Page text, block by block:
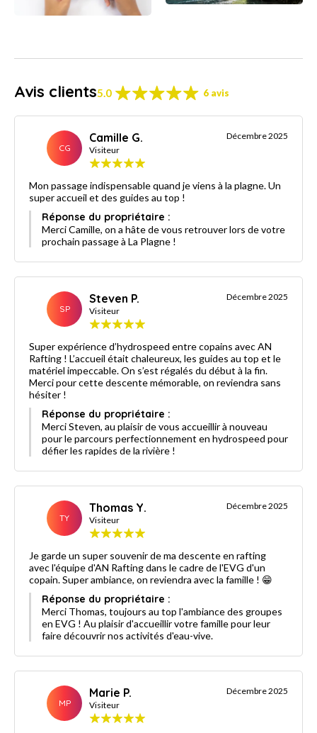
Avis clients5.0 6 avis
CG
Camille G.
Visiteur
Décembre 2025
Mon passage indispensable quand je viens à la plagne. Un
super accueil et des guides au top !
Réponse du propriétaire :
Merci Camille, on a hâte de vous retrouver lors de votre
prochain passage à La Plagne !
SP
Steven P.
Visiteur
Décembre 2025
Super expérience d’hydrospeed entre copains avec AN
Rafting ! L’accueil était chaleureux, les guides au top et le
matériel impeccable. On s’est régalés du début à la fin.
Merci pour cette descente mémorable, on reviendra sans
hésiter !
Réponse du propriétaire :
Merci Steven, au plaisir de vous accueillir à nouveau
pour le parcours perfectionnement en hydrospeed pour
défier les rapides de la rivière !
TY
Thomas Y.
Visiteur
Décembre 2025
Je garde un super souvenir de ma descente en rafting
avec l'équipe d'AN Rafting dans le cadre de l'EVG d'un
copain. Super ambiance, on reviendra avec la famille ! 😁
Réponse du propriétaire :
Merci Thomas, toujours au top l'ambiance des groupes
en EVG ! Au plaisir d'accueillir votre famille pour leur
faire découvrir nos activités d'eau-vive.
MP
Marie P.
Visiteur
Décembre 2025